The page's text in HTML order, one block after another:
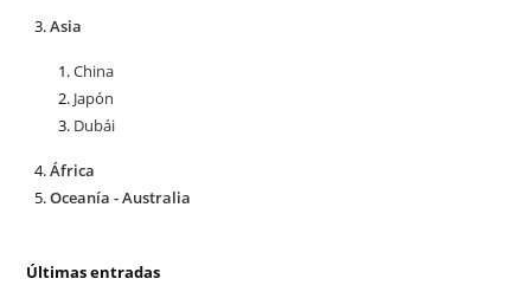
Asia
China
Japón
Dubái
África
Oceanía - Australia
Últimas entradas